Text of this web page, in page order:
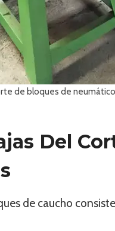
de bloques de
Del
de caucho